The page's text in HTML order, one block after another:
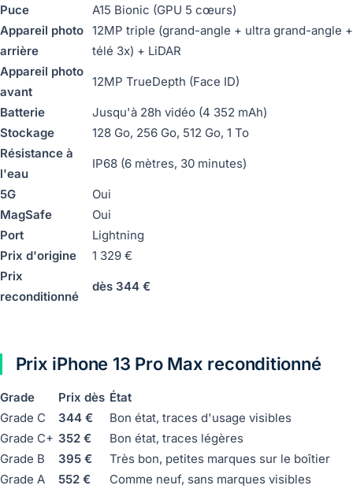
Puce
A15 Bionic (GPU 5 cœurs)
Appareil photo
arrière
12MP triple (grand-angle + ultra grand-angle +
télé 3x) + LiDAR
Appareil photo
avant
12MP TrueDepth (Face ID)
Batterie
Jusqu'à 28h vidéo (4 352 mAh)
Stockage
128 Go, 256 Go, 512 Go, 1 To
Résistance à
l'eau
IP68 (6 mètres, 30 minutes)
5G
Oui
MagSafe
Oui
Port
Lightning
Prix d'origine
1 329 €
Prix
reconditionné
dès 344 €
Prix iPhone 13 Pro Max reconditionné
Grade Prix dès État
Grade C
344 €
Bon état, traces d'usage visibles
Grade C+ 352 €
Bon état, traces légères
Grade B
395 €
Très bon, petites marques sur le boîtier
Grade A
552 € Comme neuf, sans marques visibles